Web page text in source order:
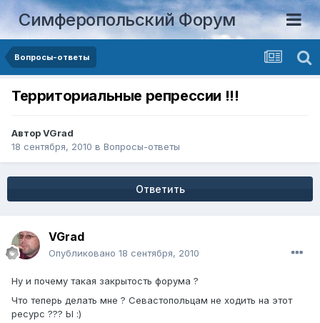
Симферопольский Форум
Вопросы-ответы
Территориальные репрессии !!!
АвторVGrad
18 сентября, 2010 в Вопросы-ответы
Ответить
VGrad
Опубликовано 18 сентября, 2010
Ну и почему такая закрытость форума ?
Что теперь делать мне ? Севастопольцам не ходить на этот
ресурс ??? Ы :)